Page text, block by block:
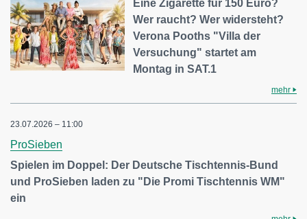
Eine Zigarette für 150 Euro?
Wer raucht? Wer widersteht?
Verona Pooths "Villa der
Versuchung" startet am
Montag in SAT.1
mehr
23.07.2026 – 11:00
ProSieben
Spielen im Doppel: Der Deutsche Tischtennis-Bund
und ProSieben laden zu "Die Promi Tischtennis WM"
ein